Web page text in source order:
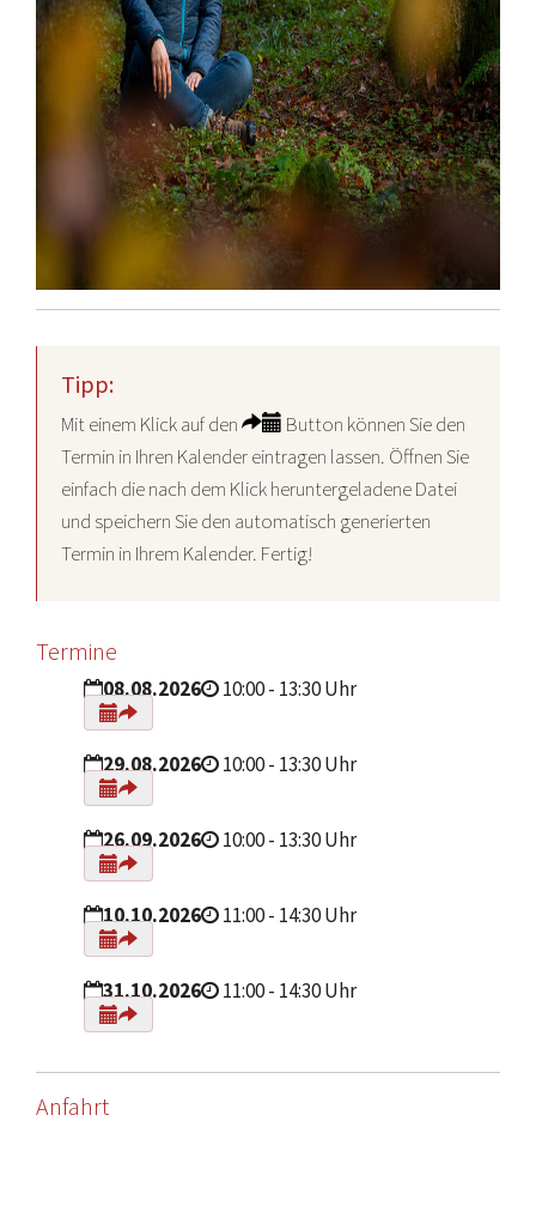
Tipp:
Mit einem Klick auf den
Button können Sie den
Termin in Ihren Kalender eintragen lassen. Öffnen Sie
einfach die nach dem Klick heruntergeladene Datei
und speichern Sie den automatisch generierten
Termin in Ihrem Kalender. Fertig!
Termine
08.08.2026 10:00 - 13:30 Uhr
29.08.2026 10:00 - 13:30 Uhr
26.09.2026 10:00 - 13:30 Uhr
10.10.2026 11:00 - 14:30 Uhr
31.10.2026 11:00 - 14:30 Uhr
Anfahrt